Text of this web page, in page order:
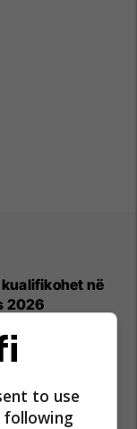
në
2026
ashpër
Akturkoglu
to use